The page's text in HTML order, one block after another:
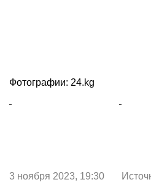
Фотографии: 24.kg
3 ноября 2023, 19:30